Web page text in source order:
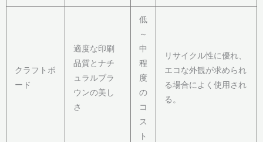
クラフトボ
ード
適度な印刷
品質とナチ
ュラルブラ
ウンの美し
さ
低
～
中
程
度
の
コ
ス
ト
リサイクル性に優れ、
エコな外観が求められ
る場合によく使用され
る。